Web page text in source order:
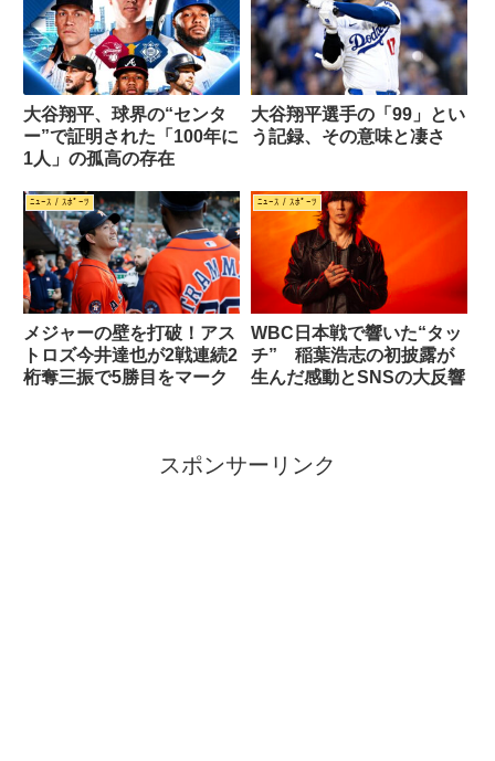
大谷翔平、球界の“センタ
ー”で証明された「100年に
1人」の孤高の存在
大谷翔平選手の「99」とい
う記録、その意味と凄さ
ﾆｭｰｽ / ｽﾎﾟｰﾂ
メジャーの壁を打破！アス
トロズ今井達也が2戦連続2
桁奪三振で5勝目をマーク
ﾆｭｰｽ / ｽﾎﾟｰﾂ
WBC日本戦で響いた“タッ
チ” 稲葉浩志の初披露が
生んだ感動とSNSの大反響
スポンサーリンク